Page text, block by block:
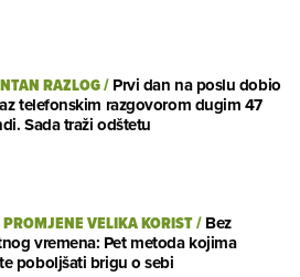
RAZLOG/Prvi dan na poslu dobio
telefonskim razgovorom dugim 47
Sada traži odštetu
VELIKA KORIST/Bez
vremena: Pet metoda kojima
poboljšati brigu o sebi